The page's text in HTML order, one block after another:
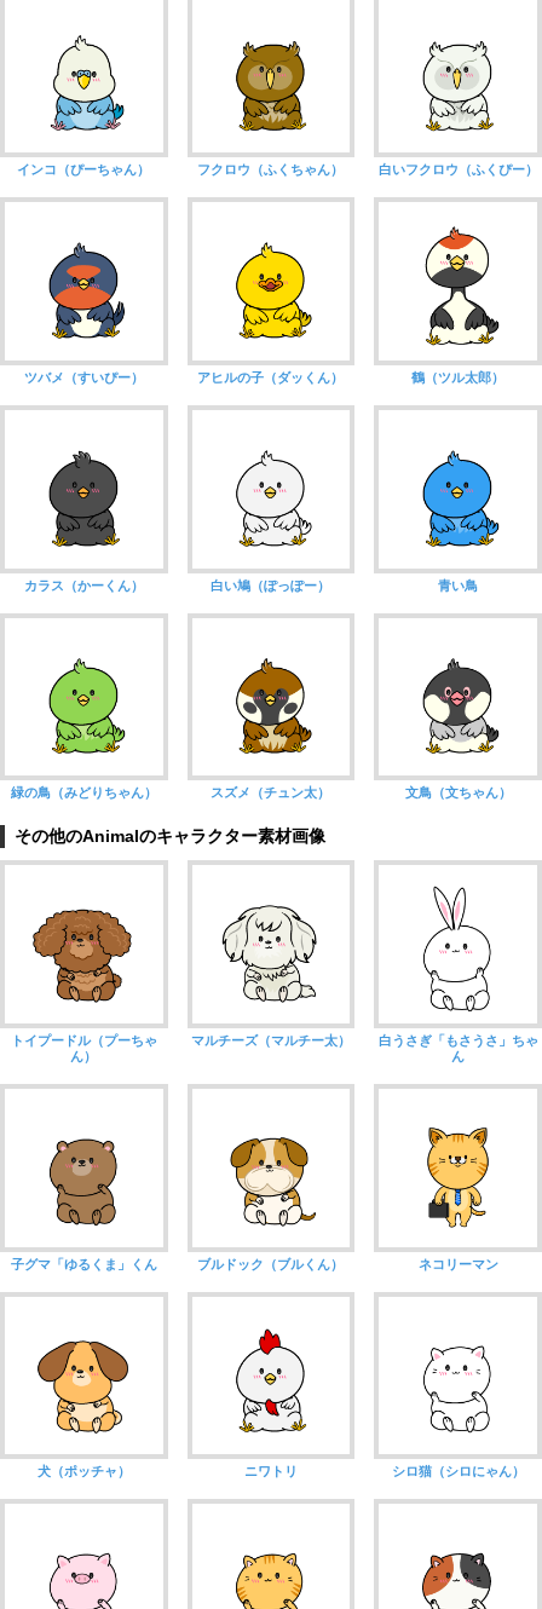
インコ（ぴーちゃん） フクロウ（ふくちゃん） 白いフクロウ（ふくぴー）
ツバメ（すいぴー） アヒルの子（ダッくん） 鶴（ツル太郎）
カラス（かーくん） 白い鳩（ぽっぽー） 青い鳥
緑の鳥（みどりちゃん） スズメ（チュン太） 文鳥（文ちゃん）
その他のAnimalのキャラクター素材画像
トイプードル（プーちゃ
ん）
マルチーズ（マルチー太）
白うさぎ「もさうさ」ちゃ
ん
子グマ「ゆるくま」くん ブルドック（ブルくん） ネコリーマン
犬（ポッチャ） ニワトリ シロ猫（シロにゃん）